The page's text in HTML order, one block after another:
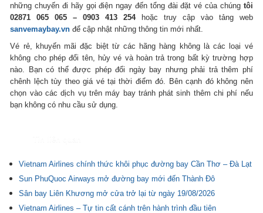
những chuyến đi hãy gọi điện ngay đến tổng đài đặt vé của chúng tôi
02871 065 065 – 0903 413 254hoặc truy cập vào tảng web
sanvemaybay.vnđể cập nhật những thông tin mới nhất.
Vé rẻ, khuyến mãi đặc biệt từ các hãng hàng không là các loại vé
không cho phép đổi tên, hủy vé và hoàn trả trong bất kỳ trường hợp
nào. Bạn có thể được phép đổi ngày bay nhưng phải trả thêm phí
chênh lệch tùy theo giá vé tại thời điểm đó. Bên cạnh đó không nên
chọn vào các dịch vụ trên máy bay tránh phát sinh thêm chi phí nếu
bạn không có nhu cầu sử dụng.
Vietnam Airlines chính thức khôi phục đường bay Cần Thơ – Đà Lạt
Sun PhuQuoc Airways mở đường bay mới đến Thành Đô
Sân bay Liên Khương mở cửa trở lại từ ngày 19/08/2026
Vietnam Airlines – Tự tin cất cánh trên hành trình đầu tiên